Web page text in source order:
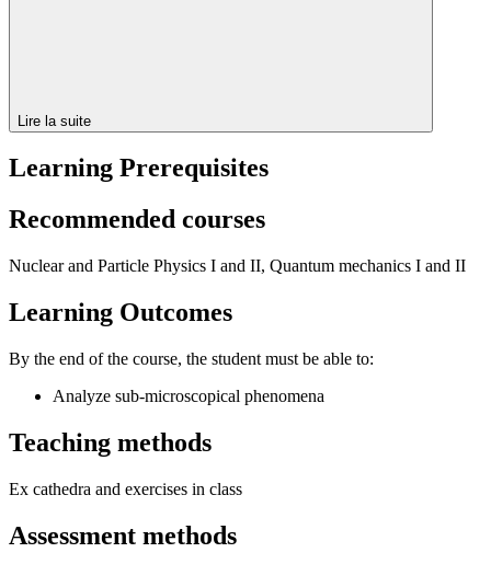
Lire la suite
Learning Prerequisites
Recommended courses
Nuclear and Particle Physics I and II, Quantum mechanics I and II
Learning Outcomes
By the end of the course, the student must be able to:
Analyze sub-microscopical phenomena
Teaching methods
Ex cathedra and exercises in class
Assessment methods